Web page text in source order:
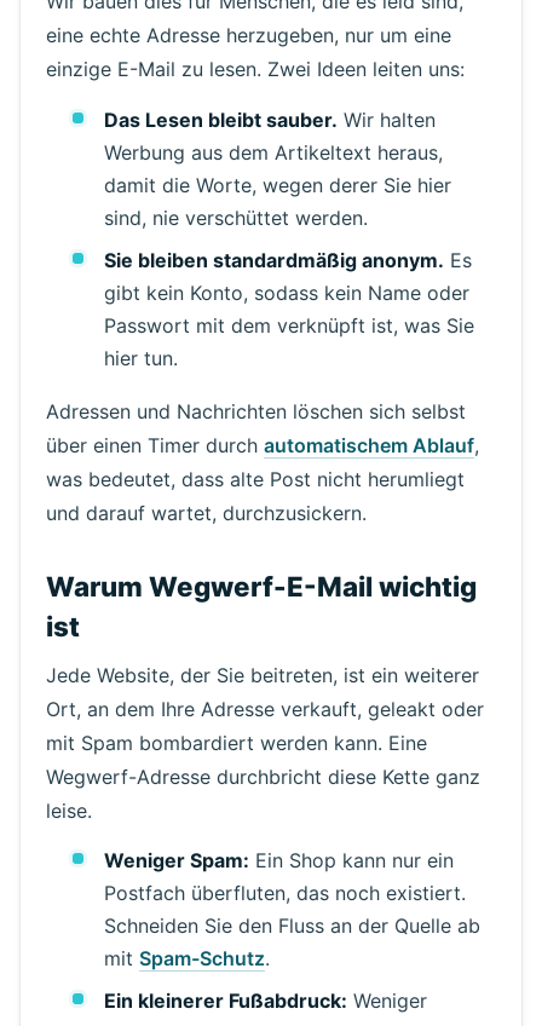
eine echte Adresse herzugeben, nur um eine
einzige E-Mail zu lesen. Zwei Ideen leiten uns:
Das Lesen bleibt sauber. Wir halten
Werbung aus dem Artikeltext heraus,
damit die Worte, wegen derer Sie hier
sind, nie verschüttet werden.
Sie bleiben standardmäßig anonym. Es
gibt kein Konto, sodass kein Name oder
Passwort mit dem verknüpft ist, was Sie
hier tun.
Adressen und Nachrichten löschen sich selbst
über einen Timer durch automatischem Ablauf,
was bedeutet, dass alte Post nicht herumliegt
und darauf wartet, durchzusickern.
Warum Wegwerf-E-Mail wichtig
ist
Jede Website, der Sie beitreten, ist ein weiterer
Ort, an dem Ihre Adresse verkauft, geleakt oder
mit Spam bombardiert werden kann. Eine
Wegwerf-Adresse durchbricht diese Kette ganz
leise.
Weniger Spam: Ein Shop kann nur ein
Postfach überfluten, das noch existiert.
Schneiden Sie den Fluss an der Quelle ab
mit Spam-Schutz.
Ein kleinerer Fußabdruck: Weniger